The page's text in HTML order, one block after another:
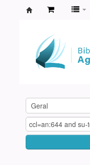
Agamenon
Magalhães